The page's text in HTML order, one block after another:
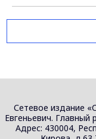
Сетевое издание
Евгеньевич.
Адрес: 430004,